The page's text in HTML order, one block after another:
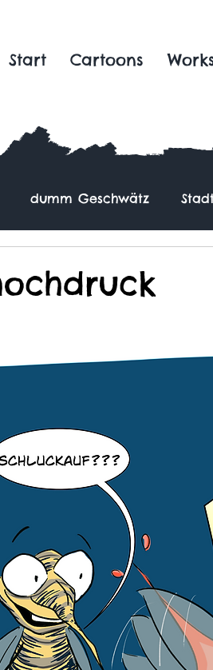
Start Cartoons
dumm Geschwätz